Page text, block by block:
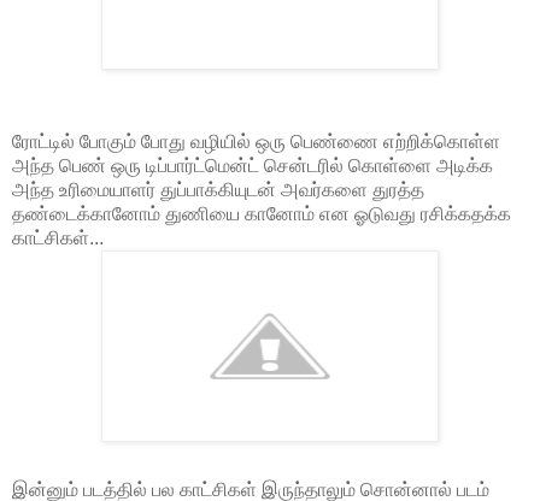
ரோட்டில் போகும் போது வழியில் ஒரு பெண்ணை எற்றிக்கொள்ள
அந்த பெண் ஒரு டிப்பார்ட்மென்ட் சென்டரில் கொள்ளை அடிக்க
அந்த உரிமையாளர் துப்பாக்கியுடன் அவர்களை துரத்த
தண்டைக்கானோம் துணியை கானோம் என ஓடுவது ரசிக்கதக்க
காட்சிகள்...
இன்னும் படத்தில் பல காட்சிகள் இருந்தாலும் சொன்னால் படம்